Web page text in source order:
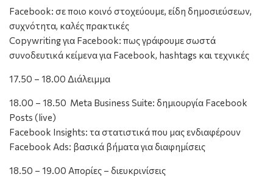
Facebook: σε ποιο κοινό στοχεύουμε, είδη δημοσιεύσεων,
συχνότητα, καλές πρακτικές
Copywriting για Facebook: πως γράφουμε σωστά
συνοδευτικά κείμενα για Facebook, hashtags και τεχνικές
17.50 – 18.00 Διάλειμμα
18.00 – 18.50 Meta Business Suite: δημιουργία Facebook
Posts (live)
Facebook Insights: τα στατιστικά που μας ενδιαφέρουν
Facebook Ads: βασικά βήματα για διαφημίσεις
18.50 – 19.00 Απορίες – διευκρινίσεις